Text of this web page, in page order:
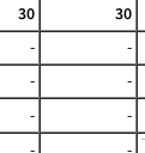
30 30
- -
- -
- -